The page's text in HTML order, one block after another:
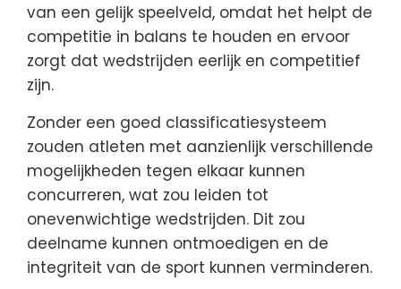
van een gelijk speelveld, omdat het helpt de
competitie in balans te houden en ervoor
zorgt dat wedstrijden eerlijk en competitief
zijn.
Zonder een goed classificatiesysteem
zouden atleten met aanzienlijk verschillende
mogelijkheden tegen elkaar kunnen
concurreren, wat zou leiden tot
onevenwichtige wedstrijden. Dit zou
deelname kunnen ontmoedigen en de
integriteit van de sport kunnen verminderen.